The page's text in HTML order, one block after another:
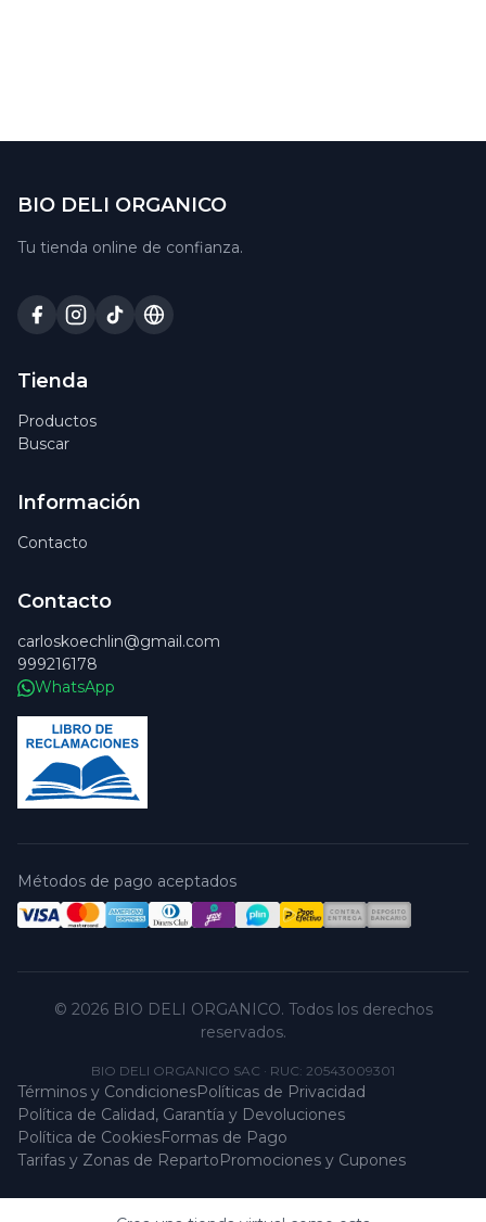
BIO DELI ORGANICO
Tu tienda online de confianza.
Tienda
Productos
Buscar
Información
Contacto
Contacto
carloskoechlin@gmail.com
999216178
WhatsApp
Métodos de pago aceptados
© 2026 BIO DELI ORGANICO. Todos los derechos
reservados.
BIO DELI ORGANICO SAC · RUC: 20543009301
Términos y CondicionesPolíticas de Privacidad
Política de Calidad, Garantía y Devoluciones
Política de CookiesFormas de Pago
Tarifas y Zonas de RepartoPromociones y Cupones